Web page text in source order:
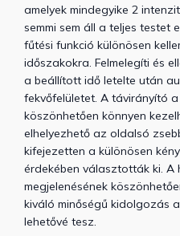
amelyek mindegyike 2
semmi sem áll a teljes testet
fűtési funkció különösen
időszakokra. Felmelegíti és
a beállított idő letelte után
fekvőfelületet. A távirányító
köszönhetően könnyen
elhelyezhető az oldalsó
kifejezetten a különösen
érdekében választották ki. A
megjelenésének
kiváló minőségű kidolgozás
lehetővé tesz.